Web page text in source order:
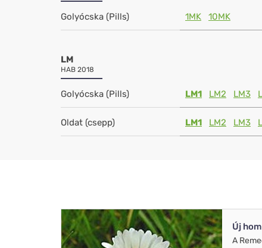
Golyócska (Pills) 1MK 10MK
LM
HAB 2018
Golyócska (Pills) LM1 LM2 LM3
Oldat (csepp) LM1 LM2 LM3
Új
A